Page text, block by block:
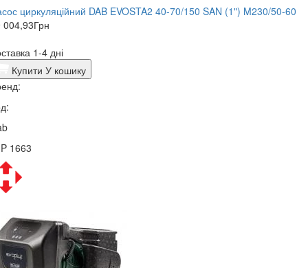
циркуляційний DAB EVOSTA2 40-70/150 SAN (1") M230/50-60
004,93Грн
1-4 дні
Купити У кошику
1663